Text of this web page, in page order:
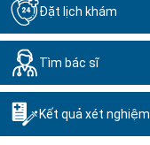
Đặt lịch khám
Tìm bác sĩ
Kết quả xét nghiệm